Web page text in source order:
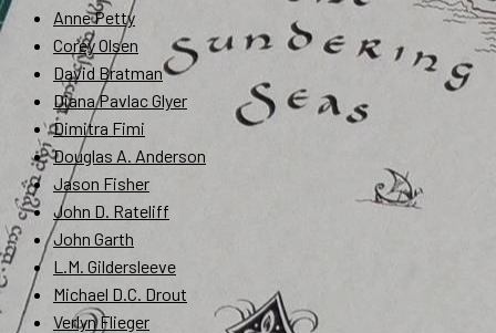
Anne Petty
Corey Olsen
David Bratman
Diana Pavlac Glyer
Dimitra Fimi
Douglas A. Anderson
Jason Fisher
John D. Rateliff
John Garth
L.M. Gildersleeve
Michael D.C. Drout
Verlyn Flieger